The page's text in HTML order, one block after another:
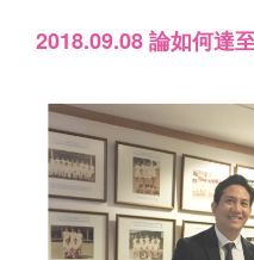
2018.09.08 論如何達